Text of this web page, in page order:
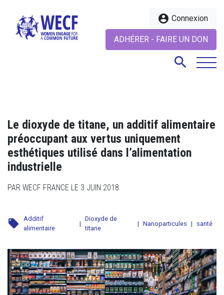
account_circle Connexion
ADHÉRER - FAIRE UN DON
search
search
Le dioxyde de titane, un additif alimentaire
préoccupant aux vertus uniquement
esthétiques utilisé dans l’alimentation
industrielle
PAR WECF FRANCE LE 3 JUIN 2018
local_offer
Additif
alimentaire
|
Dioxyde de
titane
| Nanoparticules | santé